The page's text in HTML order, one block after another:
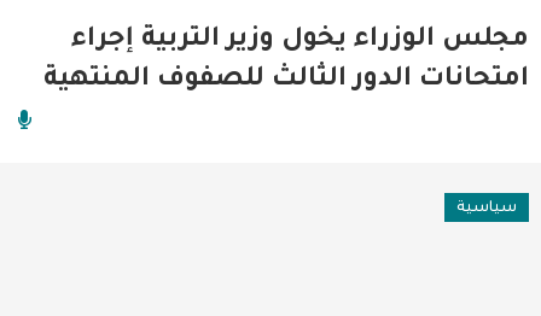
Media:
Header
مجلس الوزراء يخول وزير التربية إجراء
امتحانات الدور الثالث للصفوف المنتهية
سياسية
اقتصاد واعمال